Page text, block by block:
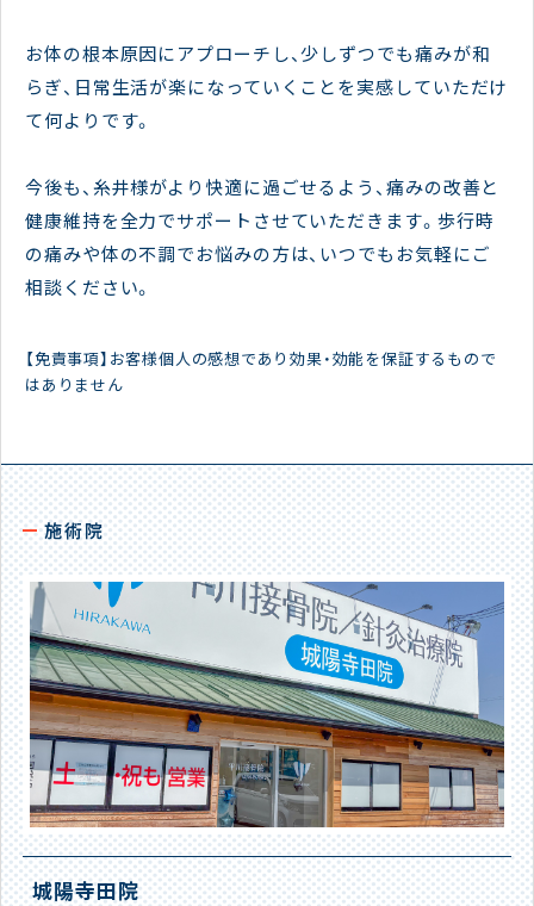
施術院
城陽寺田院
お体の根本原因にアプローチし、少しずつでも痛みが和
らぎ、日常生活が楽になっていくことを実感していただけ
て何よりです。
今後も、糸井様がより快適に過ごせるよう、痛みの改善と
健康維持を全力でサポートさせていただきます。歩行時
の痛みや体の不調でお悩みの方は、いつでもお気軽にご
相談ください。
【免責事項】お客様個人の感想であり効果・効能を保証するもので
はありません